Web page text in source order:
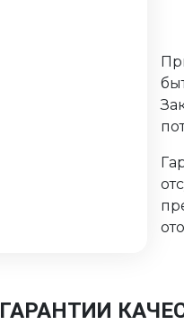
ГАРАНТИИ